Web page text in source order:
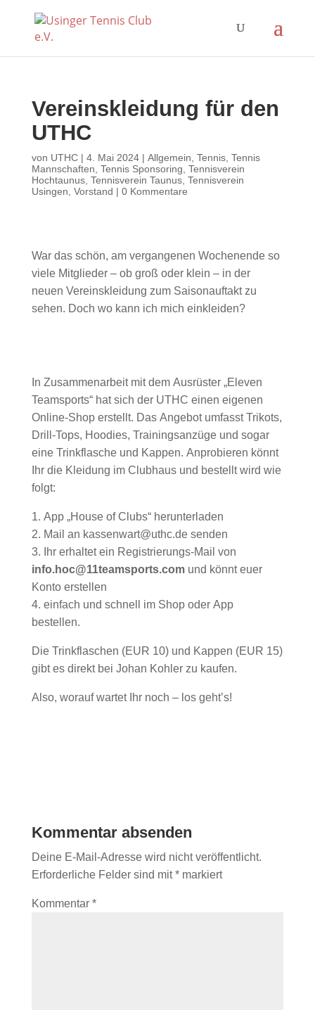
Vereinskleidung für den
UTHC
von UTHC| 4. Mai 2024| Allgemein Tennis, Tennis
Mannschaften Tennis Sponsoring Tennisverein
Hochtaunus, Tennisverein Taunus, Tennisverein
Usingen Vorstand | 0 Kommentare
War das schön, am vergangenen Wochenende so
viele Mitglieder – ob groß oder klein – in der
neuen Vereinskleidung zum Saisonauftakt zu
sehen. Doch wo kann ich mich einkleiden?
In Zusammenarbeit mit dem Ausrüster „Eleven
Teamsports“ hat sich der UTHC einen eigenen
Online-Shop erstellt. Das Angebot umfasst Trikots,
Drill-Tops, Hoodies, Trainingsanzüge und sogar
eine Trinkflasche und Kappen. Anprobieren könnt
Ihr die Kleidung im Clubhaus und bestellt wird wie
folgt:
1. App „House of Clubs“ herunterladen
2. Mail an kassenwart@uthc.de senden
3. Ihr erhaltet ein Registrierungs-Mail von
info.hoc@11teamsports.comund könnt euer
Konto erstellen
4. einfach und schnell im Shop oder App
bestellen.
Die Trinkflaschen (EUR 10) und Kappen (EUR 15)
gibt es direkt bei Johan Kohler zu kaufen.
Also, worauf wartet Ihr noch – los geht’s!
Kommentar absenden
Deine E-Mail-Adresse wird nicht veröffentlicht.
Erforderliche Felder sind mit*markiert
Kommentar *